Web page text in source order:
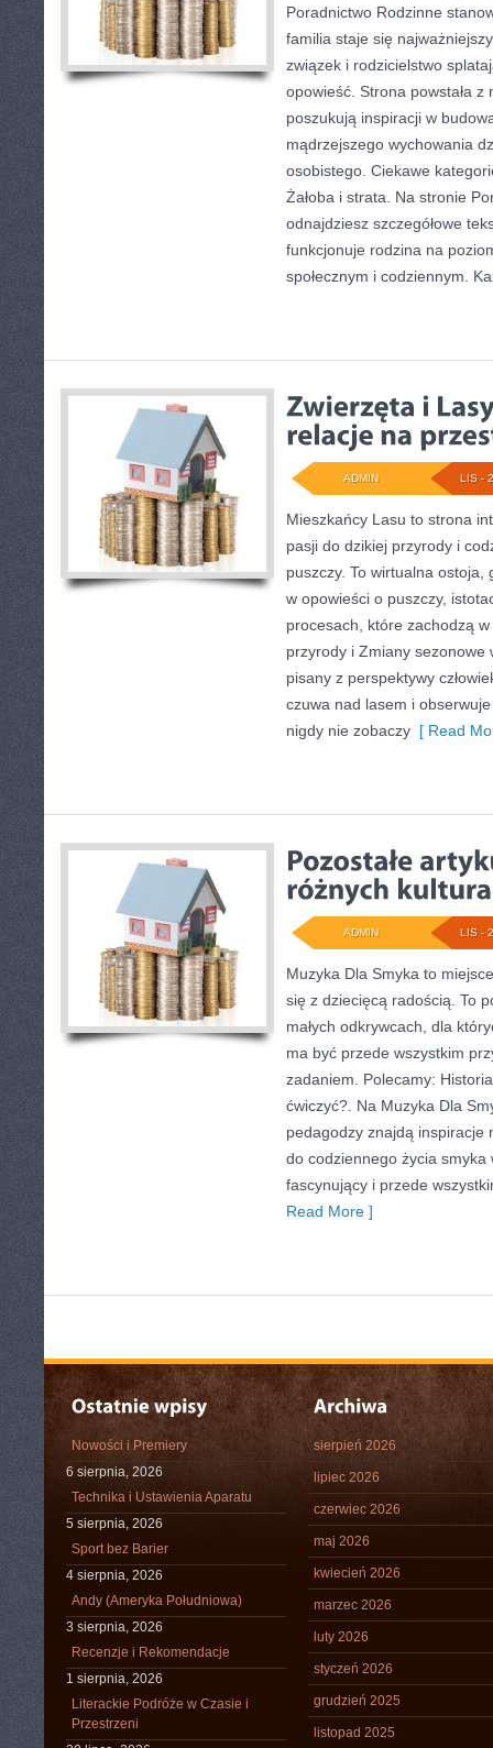
Poradnictwo Rodzinne
familia staje się
związek i rodzicielstwo
opowieść. Strona powstała
poszukują inspiracji w
mądrzejszego wychowania
osobistego. Ciekawe
Żałoba i strata. Na stronie
odnajdziesz szczegółowe
funkcjonuje rodzina na
społecznym i codziennym.
LIS -
ADMIN
Mieszkańcy Lasu to strona
pasji do dzikiej przyrody i
puszczy. To wirtualna
w opowieści o puszczy,
procesach, które zachodzą
przyrody i Zmiany sezonowe
pisany z perspektywy
czuwa nad lasem i
nigdy nie zobaczy [ Read
LIS -
ADMIN
Muzyka Dla Smyka to
się z dziecięcą radością. To
małych odkrywcach, dla
ma być przede wszystkim
zadaniem. Polecamy:
ćwiczyć?. Na Muzyka Dla
pedagodzy znajdą inspiracje
do codziennego życia smyka
fascynujący i przede
Read More ]
Nowości i Premiery
6 sierpnia, 2026
Technika i Ustawienia Aparatu
5 sierpnia, 2026
Sport bez Barier
4 sierpnia, 2026
Andy (Ameryka Południowa)
3 sierpnia, 2026
Recenzje i Rekomendacje
1 sierpnia, 2026
Literackie Podróże w Czasie i
Przestrzeni
sierpień 2026
lipiec 2026
czerwiec 2026
maj 2026
kwiecień 2026
marzec 2026
luty 2026
styczeń 2026
grudzień 2025
listopad 2025